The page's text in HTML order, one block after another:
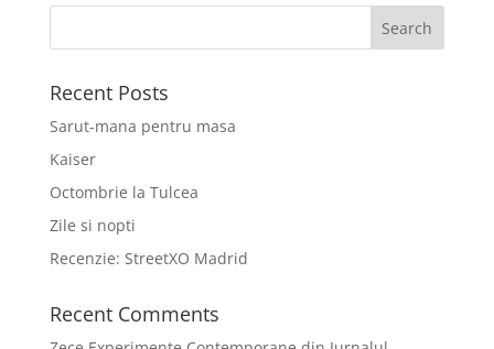
Recent Posts
Sarut-mana pentru masa
Kaiser
Octombrie la Tulcea
Zile si nopti
Recenzie: StreetXO Madrid
Recent Comments